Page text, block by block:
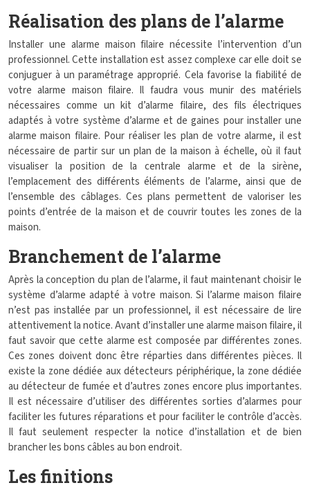
Réalisation des plans de l’alarme
Installer une alarme maison filaire nécessite l’intervention d’un
professionnel. Cette installation est assez complexe car elle doit se
conjuguer à un paramétrage approprié. Cela favorise la fiabilité de
votre alarme maison filaire. Il faudra vous munir des matériels
nécessaires comme un kit d’alarme filaire, des fils électriques
adaptés à votre système d’alarme et de gaines pour installer une
alarme maison filaire. Pour réaliser les plan de votre alarme, il est
nécessaire de partir sur un plan de la maison à échelle, où il faut
visualiser la position de la centrale alarme et de la sirène,
l’emplacement des différents éléments de l’alarme, ainsi que de
l’ensemble des câblages. Ces plans permettent de valoriser les
points d’entrée de la maison et de couvrir toutes les zones de la
maison.
Branchement de l’alarme
Après la conception du plan de l’alarme, il faut maintenant choisir le
système d’alarme adapté à votre maison. Si l’alarme maison filaire
n’est pas installée par un professionnel, il est nécessaire de lire
attentivement la notice. Avant d’installer une alarme maison filaire, il
faut savoir que cette alarme est composée par différentes zones.
Ces zones doivent donc être réparties dans différentes pièces. Il
existe la zone dédiée aux détecteurs périphérique, la zone dédiée
au détecteur de fumée et d’autres zones encore plus importantes.
Il est nécessaire d’utiliser des différentes sorties d’alarmes pour
faciliter les futures réparations et pour faciliter le contrôle d’accès.
Il faut seulement respecter la notice d’installation et de bien
brancher les bons câbles au bon endroit.
Les finitions